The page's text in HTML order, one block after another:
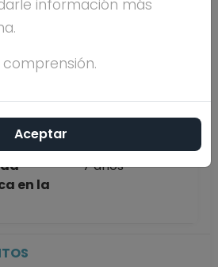
de
MAESTRÍA
en la
7 años
información más
Aceptar